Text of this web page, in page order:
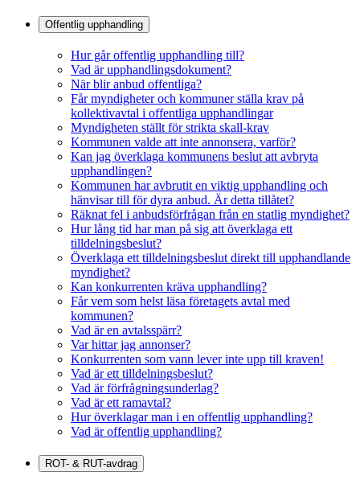
Offentlig upphandling
Hur går offentlig upphandling till?
Vad är upphandlingsdokument?
När blir anbud offentliga?
Får myndigheter och kommuner ställa krav på
kollektivavtal i offentliga upphandlingar
Myndigheten ställt för strikta skall-krav
Kommunen valde att inte annonsera, varför?
Kan jag överklaga kommunens beslut att avbryta
upphandlingen?
Kommunen har avbrutit en viktig upphandling och
hänvisar till för dyra anbud. Är detta tillåtet?
Räknat fel i anbudsförfrågan från en statlig myndighet?
Hur lång tid har man på sig att överklaga ett
tilldelningsbeslut?
Överklaga ett tilldelningsbeslut direkt till upphandlande
myndighet?
Kan konkurrenten kräva upphandling?
Får vem som helst läsa företagets avtal med
kommunen?
Vad är en avtalsspärr?
Var hittar jag annonser?
Konkurrenten som vann lever inte upp till kraven!
Vad är ett tilldelningsbeslut?
Vad är förfrågningsunderlag?
Vad är ett ramavtal?
Hur överklagar man i en offentlig upphandling?
Vad är offentlig upphandling?
ROT- & RUT-avdrag